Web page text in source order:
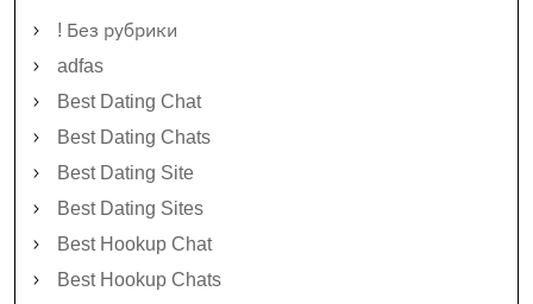
! Без рубрики
adfas
Best Dating Chat
Best Dating Chats
Best Dating Site
Best Dating Sites
Best Hookup Chat
Best Hookup Chats